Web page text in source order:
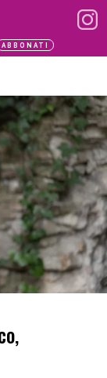
ABBONATI